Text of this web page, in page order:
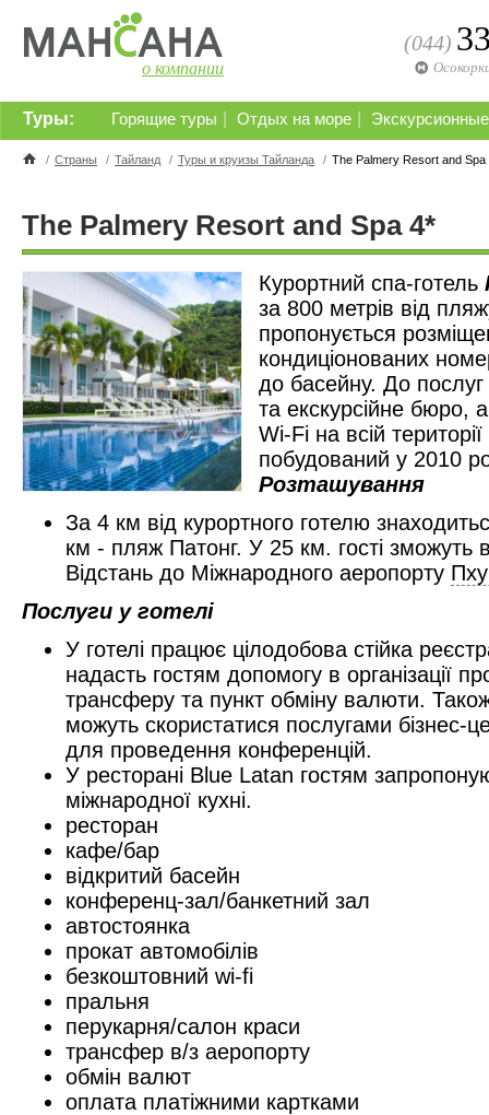
о компании
(044)
Горящие туры Отдых на море
Туры:
/ Страны / Тайланд / Туры и круизы Тайланда / The Palmery Resort and Spa
The Palmery Resort and Spa 4*
Курортний спа-готель
за 800 метрів від
пропонується
кондиціонованих
до басейну. До
та екскурсійне бюро,
Wi-Fi на всій
побудований у 2010
Розташування
За 4 км від курортного готелю
км - пляж Патонг. У 25 км. гості зможуть
Відстань до Міжнародного аеропорту
Послуги у готелі
У готелі працює цілодобова стійка
надасть гостям допомогу в організації
трансферу та пункт обміну валюти. Також
можуть скористатися послугами бізнес-
для проведення конференцій.
У ресторані Blue Latan гостям
міжнародної кухні.
ресторан
кафе/бар
відкритий басейн
конференц-зал/банкетний зал
автостоянка
прокат автомобілів
безкоштовний wi-fi
пральня
перукарня/салон краси
трансфер в/з аеропорту
обмін валют
оплата платіжними картками